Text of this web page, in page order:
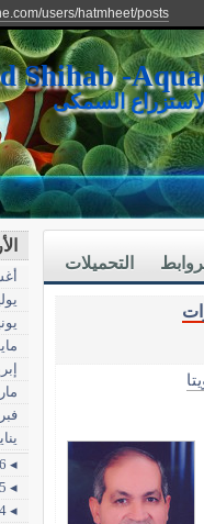
users/hatmheet/posts
السمكى
التحميلات
يوليو
يونيو
مايو
يناير
◂ 2026
◂ 2025
◂ 2024